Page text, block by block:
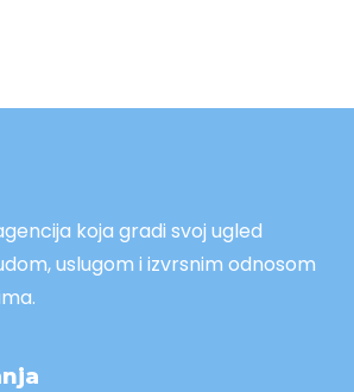
koja gradi svoj ugled
uslugom i izvrsnim odnosom